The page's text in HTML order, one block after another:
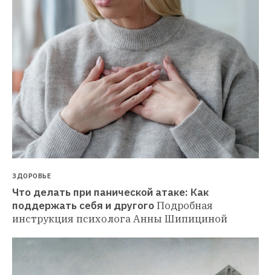
ЗДОРОВЬЕ
Что делать при панической атаке: Как
поддержать себя и другогоПодробная
инструкция психолога Анны Шипициной